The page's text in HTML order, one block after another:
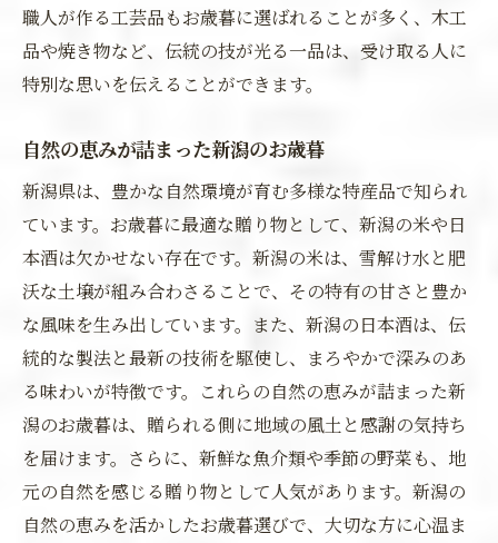
職人が作る工芸品もお歳暮に選ばれることが多く、木工
品や焼き物など、伝統の技が光る一品は、受け取る人に
特別な思いを伝えることができます。
自然の恵みが詰まった新潟のお歳暮
新潟県は、豊かな自然環境が育む多様な特産品で知られ
ています。お歳暮に最適な贈り物として、新潟の米や日
本酒は欠かせない存在です。新潟の米は、雪解け水と肥
沃な土壌が組み合わさることで、その特有の甘さと豊か
な風味を生み出しています。また、新潟の日本酒は、伝
統的な製法と最新の技術を駆使し、まろやかで深みのあ
る味わいが特徴です。これらの自然の恵みが詰まった新
潟のお歳暮は、贈られる側に地域の風土と感謝の気持ち
を届けます。さらに、新鮮な魚介類や季節の野菜も、地
元の自然を感じる贈り物として人気があります。新潟の
自然の恵みを活かしたお歳暮選びで、大切な方に心温ま